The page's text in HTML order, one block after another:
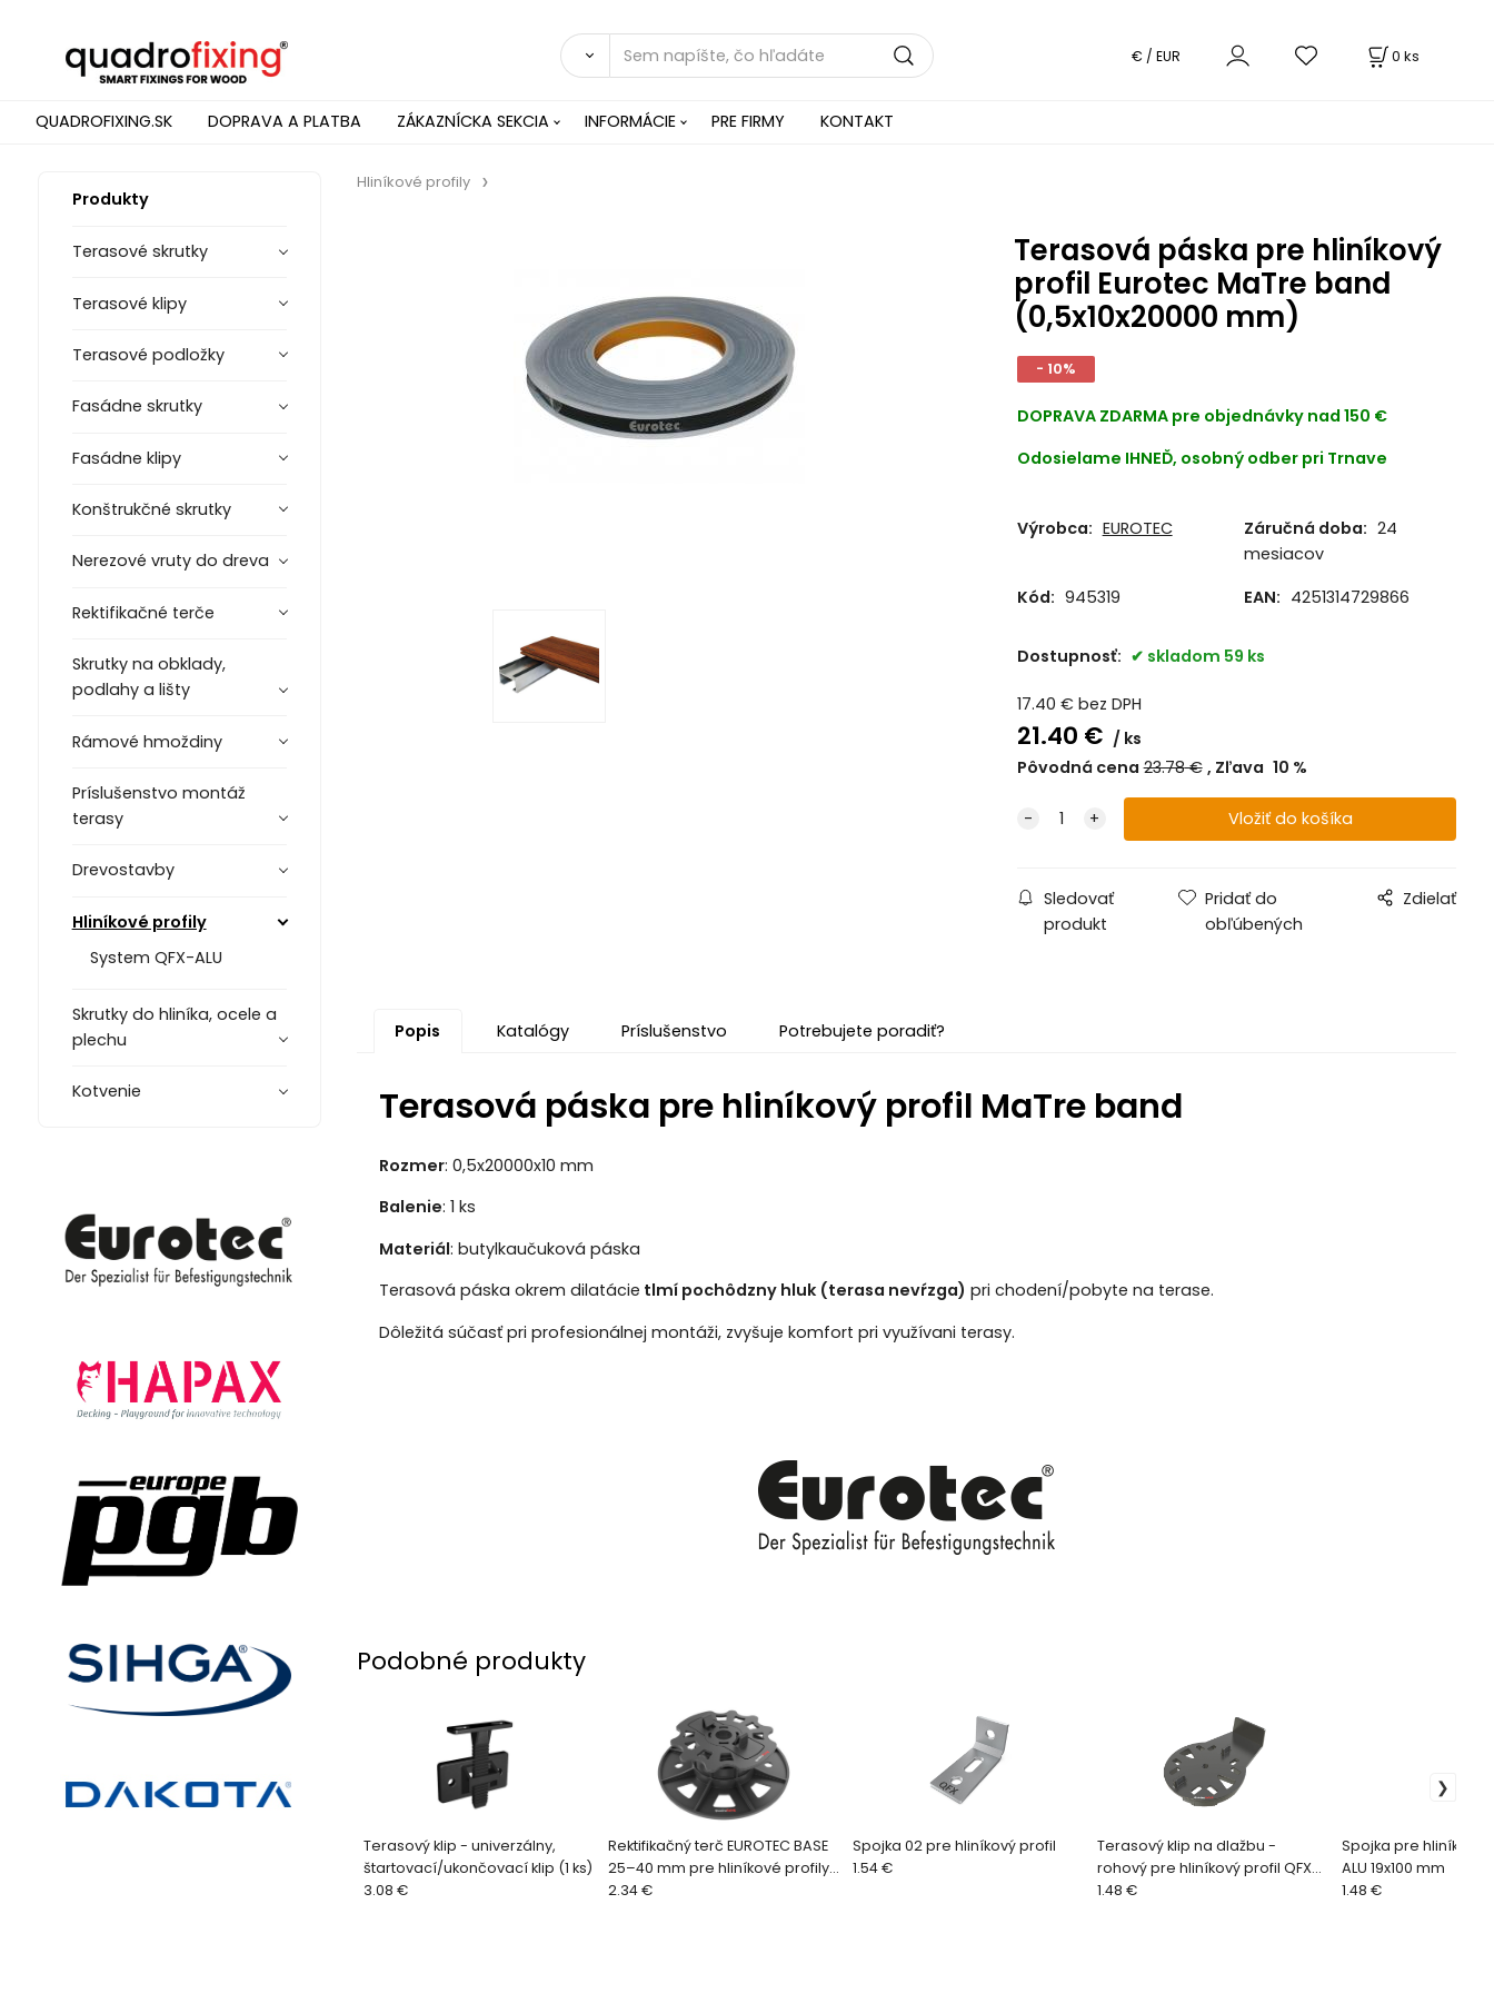
0 ks
€ / EUR
QUADROFIXING.SK DOPRAVA A PLATBA ZÁKAZNÍCKA SEKCIA INFORMÁCIE PRE FIRMY KONTAKT
Produkty
Terasové skrutky
Terasové klipy
Terasové podložky
Fasádne skrutky
Fasádne klipy
Konštrukčné skrutky
Nerezové vruty do dreva
Rektifikačné terče
Skrutky na obklady,
podlahy a lišty
Rámové hmoždiny
Príslušenstvo montáž
terasy
Drevostavby
Hliníkové profily
System QFX-ALU
Skrutky do hliníka, ocele a
plechu
Kotvenie
Hliníkové profily
Terasová páska pre hliníkový
profil Eurotec MaTre band
(0,5x10x20000 mm)
- 10%
DOPRAVA ZDARMA pre objednávky nad 150 €
Odosielame IHNEĎ, osobný odber pri Trnave
Výrobca: EUROTEC Záručná doba: 24
mesiacov
Kód: 945319 EAN: 4251314729866
Dostupnosť: skladom 59 ks
17.40 € bez DPH
21.40 €
ks
Pôvodná cena 23.78€ Zľava 10 %
Sledovať
produkt
Pridať do
obľúbených
Zdielať
Popis Katalógy Príslušenstvo Potrebujete poradiť?
Terasová páska pre hliníkový profil MaTre band
Rozmer: 0,5x20000x10 mm
Balenie: 1 ks
Materiál: butylkaučuková páska
Terasová páska okrem dilatácie tlmí pochôdzny hluk (terasa nevŕzga) pri chodení/pobyte na terase.
Dôležitá súčasť pri profesionálnej montáži, zvyšuje komfort pri využívani terasy.
Podobné produkty
Terasový klip - univerzálny,
štartovací/ukončovací klip (1 ks)
3.08 €
Rektifikačný terč EUROTEC BASE
25–40 mm pre hliníkové profily
QFX-ALU
2.34 €
Spojka 02 pre hliníkový profil
1.54 €
Terasový klip na dlažbu -
rohový pre hliníkový profil QFX-
ALU
1.48 €
Spojka pre hliníkový
ALU 19x100 mm
1.48 €